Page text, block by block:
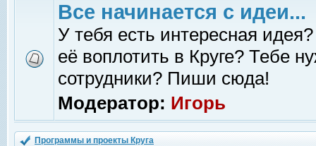
Все начинается с идеи...
У тебя есть интересная
её воплотить в Круге? Тебе
сотрудники? Пиши сюда!
Модератор: Игорь
Программы и проекты Круга